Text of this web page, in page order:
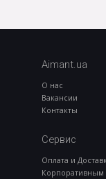
Aimant.ua
О нас
Вакансии
Контакты
Сервис
Оплата и
Корпоративным